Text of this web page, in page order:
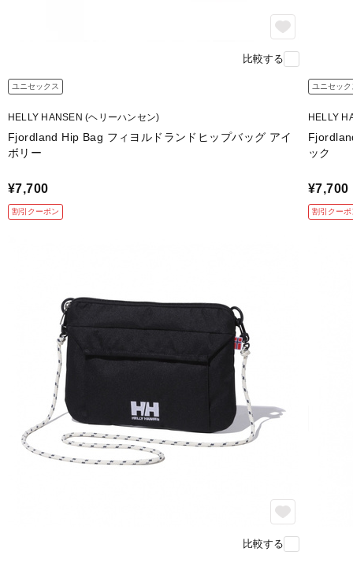
比較する
ユニセックス
HELLY HANSEN (ヘリーハンセン)
Fjordland Hip Bag フィヨルドランドヒップバッグ アイ
ボリー
¥7,700
割引クーポン
ユニセック
HELLY
ック
¥7,700
割引クーポ
比較する